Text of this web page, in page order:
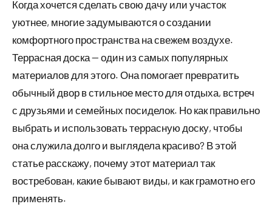
2025
Когда хочется сделать свою дачу или участок
уютнее, многие задумываются о создании
комфортного пространства на свежем воздухе.
Террасная доска — один из самых популярных
материалов для этого. Она помогает превратить
обычный двор в стильное место для отдыха, встреч
с друзьями и семейных посиделок. Но как правильно
выбрать и использовать террасную доску, чтобы
она служила долго и выглядела красиво? В этой
статье расскажу, почему этот материал так
востребован, какие бывают виды, и как грамотно его
применять.